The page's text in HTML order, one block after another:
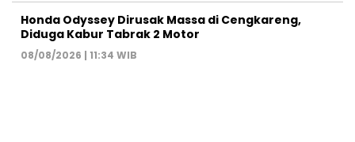
Honda Odyssey Dirusak Massa di Cengkareng,
Diduga Kabur Tabrak 2 Motor
08/08/2026 | 11:34 WIB